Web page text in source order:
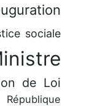
sociale
de Loi